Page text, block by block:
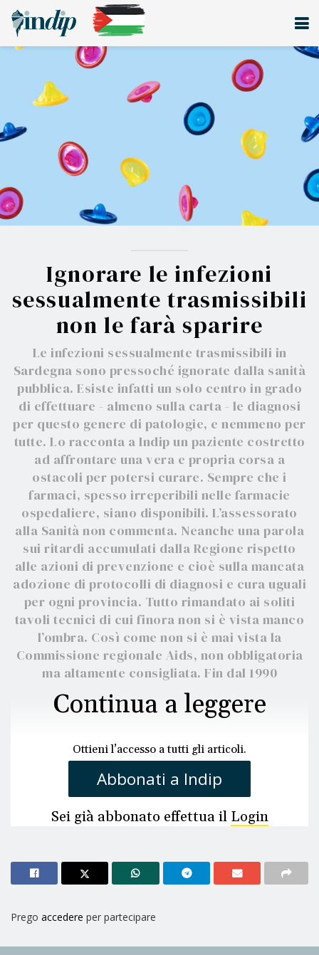
Ignorare le infezioni
sessualmente trasmissibili
non le farà sparire
Le infezioni sessualmente trasmissibili in
Sardegna sono pressoché ignorate dalla sanità
pubblica. Esiste infatti un solo centro in grado
di effettuare - almeno sulla carta - le diagnosi
per questo genere di patologie, e nemmeno per
tutte. Lo racconta a Indip un paziente costretto
ad affrontare una vera e propria corsa a
ostacoli per potersi curare. Sempre che i
farmaci, spesso irreperibili nelle farmacie
ospedaliere, siano disponibili. L’assessorato
alla Sanità non commenta. Neanche una parola
sui ritardi accumulati dalla Regione rispetto
alle azioni di prevenzione e cioè sulla mancata
adozione di protocolli di diagnosi e cura uguali
per ogni provincia. Tutto rimandato ai soliti
tavoli tecnici di cui finora non si è vista manco
l’ombra. Così come non si è mai vista la
Commissione regionale Aids, non obbligatoria
ma altamente consigliata. Fin dal 1990
Continua a leggere
Ottieni l’accesso a tutti gli articoli.
Abbonati a Indip
Sei già abbonato effettua il Login
Prego accedere per partecipare